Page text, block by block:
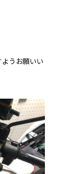
うお願いい